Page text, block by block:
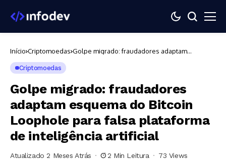
Início Criptomoedas Golpe migrado: fraudadores adaptam
Criptomoedas
Golpe migrado: fraudadores
adaptam esquema do Bitcoin
Loophole para falsa plataforma
de inteligência artificial
Atualizado 2 Meses Atrás 2 Min Leitura 73 Views